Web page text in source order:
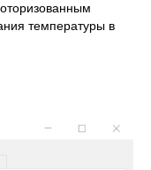
температуры в